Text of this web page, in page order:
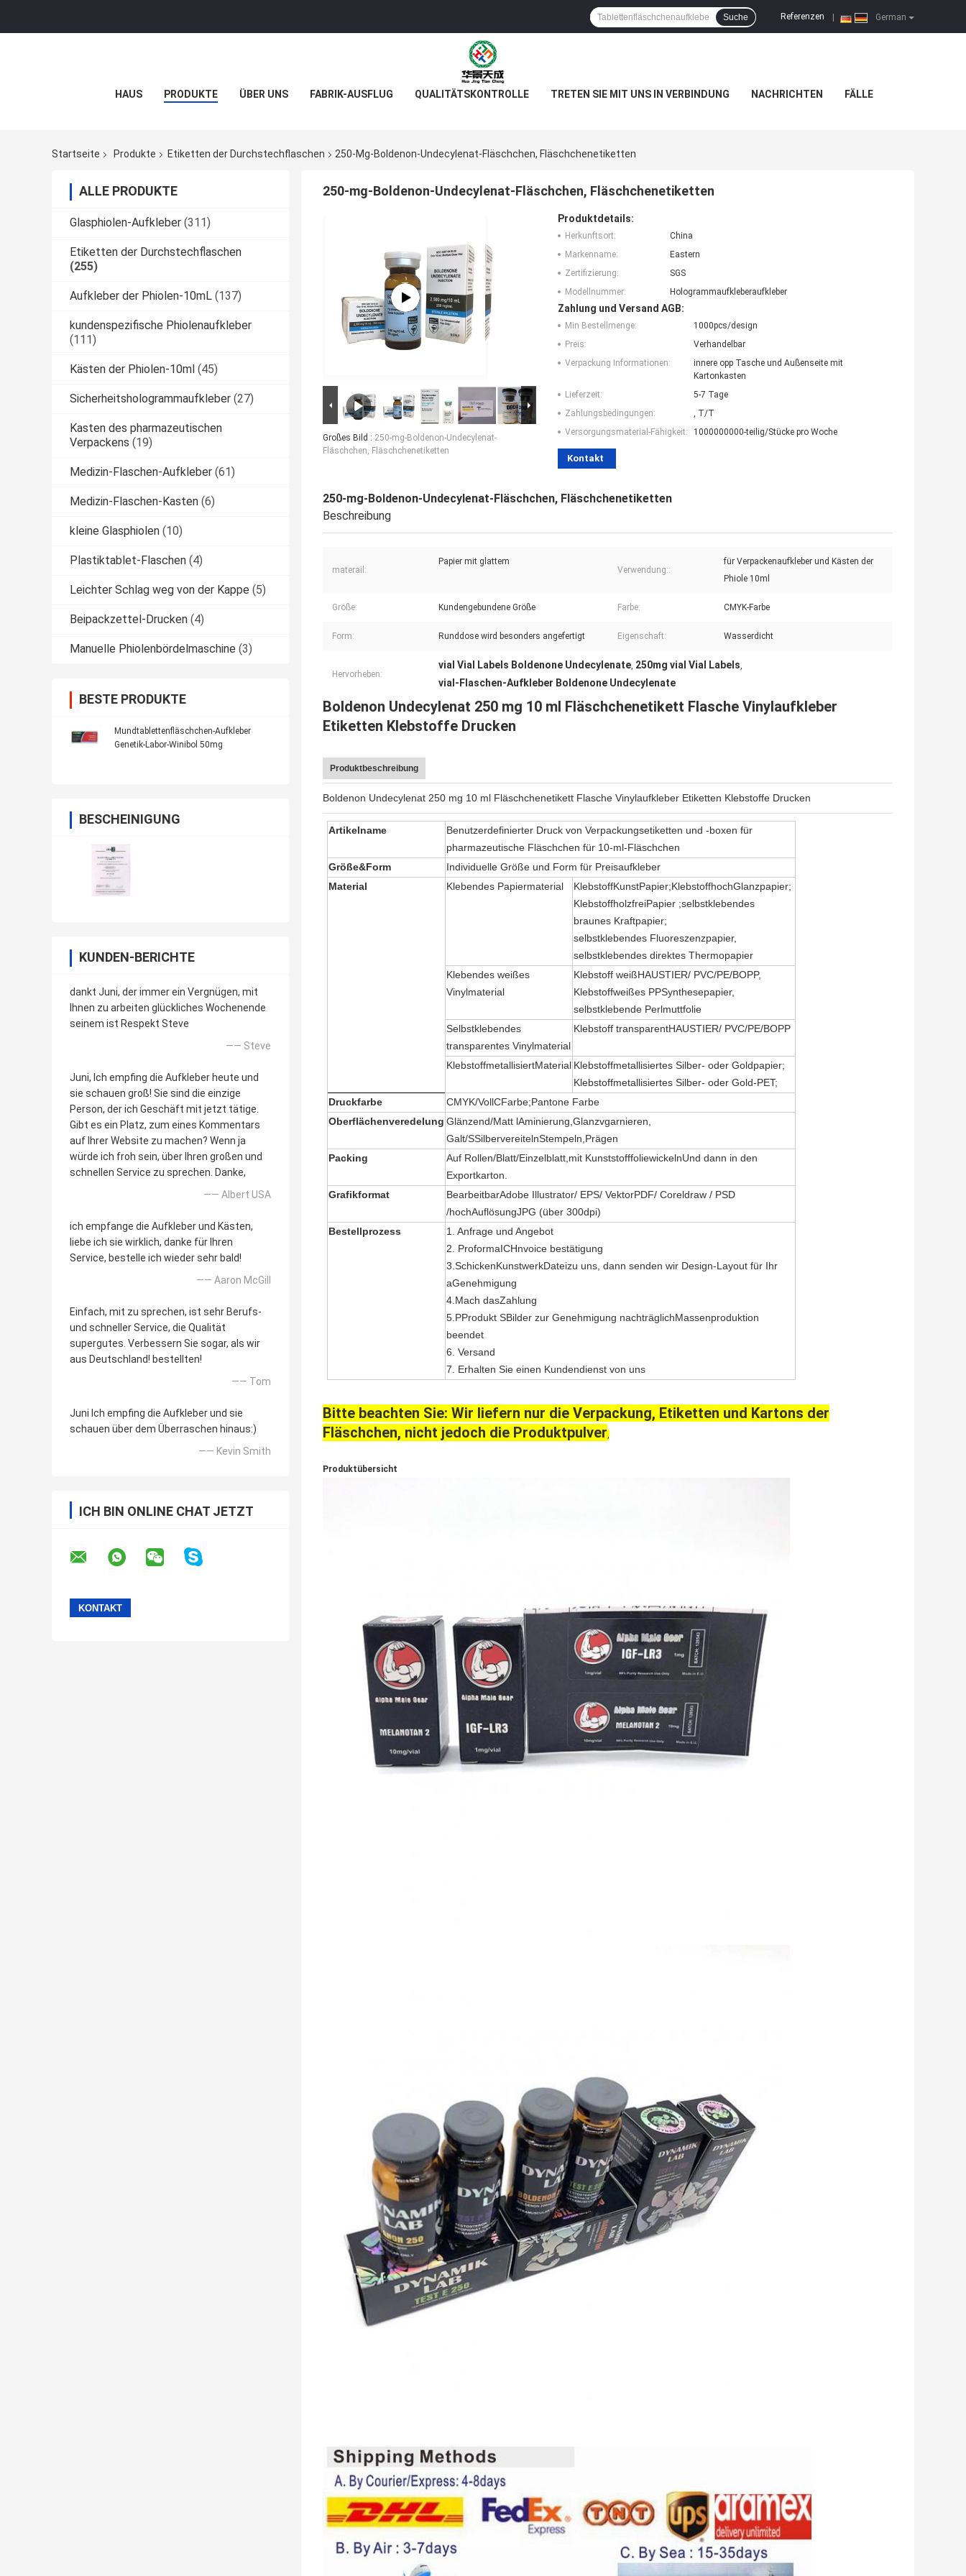
German
Referenzen
Suche
HAUS PRODUKTE ÜBER UNS FABRIK-AUSFLUG QUALITÄTSKONTROLLE TRETEN SIE MIT UNS IN VERBINDUNG NACHRICHTEN FÄLLE
Startseite Produkte Etiketten der Durchstechflaschen 250-Mg-Boldenon-Undecylenat-Fläschchen, Fläschchenetiketten
ALLE PRODUKTE
Glasphiolen-Aufkleber (311)
Etiketten der Durchstechflaschen
(255)
Aufkleber der Phiolen-10mL (137)
kundenspezifische Phiolenaufkleber
(111)
Kästen der Phiolen-10ml (45)
Sicherheitshologrammaufkleber (27)
Kasten des pharmazeutischen
Verpackens (19)
Medizin-Flaschen-Aufkleber (61)
Medizin-Flaschen-Kasten (6)
kleine Glasphiolen (10)
Plastiktablet-Flaschen (4)
Leichter Schlag weg von der Kappe (5)
Beipackzettel-Drucken (4)
Manuelle Phiolenbördelmaschine (3)
BESTE PRODUKTE
Mundtablettenfläschchen-Aufkleber
Genetik-Labor-Winibol 50mg
BESCHEINIGUNG
KUNDEN-BERICHTE
dankt Juni, der immer ein Vergnügen, mit
Ihnen zu arbeiten glückliches Wochenende
seinem ist Respekt Steve
—— Steve
Juni, Ich empfing die Aufkleber heute und
sie schauen groß! Sie sind die einzige
Person, der ich Geschäft mit jetzt tätige.
Gibt es ein Platz, zum eines Kommentars
auf Ihrer Website zu machen? Wenn ja
würde ich froh sein, über Ihren großen und
schnellen Service zu sprechen. Danke,
—— Albert USA
ich empfange die Aufkleber und Kästen,
liebe ich sie wirklich, danke für Ihren
Service, bestelle ich wieder sehr bald!
—— Aaron McGill
Einfach, mit zu sprechen, ist sehr Berufs-
und schneller Service, die Qualität
supergutes. Verbessern Sie sogar, als wir
aus Deutschland! bestellten!
—— Tom
Juni Ich empfing die Aufkleber und sie
schauen über dem Überraschen hinaus:)
—— Kevin Smith
ICH BIN ONLINE CHAT JETZT
250-mg-Boldenon-Undecylenat-Fläschchen, Fläschchenetiketten
Großes Bild : 250-mg-Boldenon-Undecylenat-
Fläschchen, Fläschchenetiketten
Produktdetails:
Herkunftsort:
China
Markenname:
Eastern
Zertifizierung:
SGS
Modellnummer:
Hologrammaufkleberaufkleber
Zahlung und Versand AGB:
Min Bestellmenge:
1000pcs/design
Preis:
Verhandelbar
Verpackung Informationen:
innere opp Tasche und Außenseite mit
Kartonkasten
Lieferzeit:
5-7 Tage
Zahlungsbedingungen:
, T/T
Versorgungsmaterial-Fähigkeit:
1000000000-teilig/Stücke pro Woche
Kontakt
250-mg-Boldenon-Undecylenat-Fläschchen, Fläschchenetiketten
Beschreibung
materail:
Papier mit glattem
Verwendung::
für Verpackenaufkleber und Kästen der
Phiole 10ml
Größe: Kundengebundene Größe Farbe: CMYK-Farbe
Form: Runddose wird besonders angefertigt Eigenschaft: Wasserdicht
Hervorheben:
vial Vial Labels Boldenone Undecylenate, 250mg vial Vial Labels,
vial-Flaschen-Aufkleber Boldenone Undecylenate
Boldenon Undecylenat 250 mg 10 ml Fläschchenetikett Flasche Vinylaufkleber
Etiketten Klebstoffe Drucken
Produktbeschreibung
Boldenon Undecylenat 250 mg 10 ml Fläschchenetikett Flasche Vinylaufkleber Etiketten Klebstoffe Drucken
Artikelname
Benutzerdefinierter Druck von Verpackungsetiketten und -boxen für
pharmazeutische Fläschchen für 10-ml-Fläschchen
Größe&Form
Individuelle Größe und Form für Preisaufkleber
Material
Klebendes Papiermaterial KlebstoffKunstPapier;KlebstoffhochGlanzpapier;
KlebstoffholzfreiPapier ;selbstklebendes
braunes Kraftpapier;
selbstklebendes Fluoreszenzpapier,
selbstklebendes direktes Thermopapier
Klebendes weißes
Vinylmaterial
Klebstoff weißHAUSTIER/ PVC/PE/BOPP,
Klebstoffweißes PPSynthesepapier,
selbstklebende Perlmuttfolie
Selbstklebendes
transparentes Vinylmaterial
Klebstoff transparentHAUSTIER/ PVC/PE/BOPP
KlebstoffmetallisiertMaterial Klebstoffmetallisiertes Silber- oder Goldpapier;
Klebstoffmetallisiertes Silber- oder Gold-PET;
Druckfarbe
CMYK/VollCFarbe;Pantone Farbe
Oberflächenveredelung Glänzend/Matt lAminierung,Glanzvgarnieren,
Galt/SSilbervereitelnStempeln,Prägen
Packing Auf Rollen/Blatt/Einzelblatt,mit KunststofffoliewickelnUnd dann in den
Exportkarton.
Grafikformat
BearbeitbarAdobe Illustrator/ EPS/ VektorPDF/ Coreldraw / PSD
/hochAuflösungJPG (über 300dpi)
Bestellprozess
1. Anfrage und Angebot
2. ProformaICHnvoice bestätigung
3.SchickenKunstwerkDateizu uns, dann senden wir Design-Layout für Ihr
aGenehmigung
4.Mach dasZahlung
5.PProdukt SBilder zur Genehmigung nachträglichMassenproduktion
beendet
6. Versand
7. Erhalten Sie einen Kundendienst von uns
Bitte beachten Sie: Wir liefern nur die Verpackung, Etiketten und Kartons der
Fläschchen, nicht jedoch die Produktpulver,
Produktübersicht